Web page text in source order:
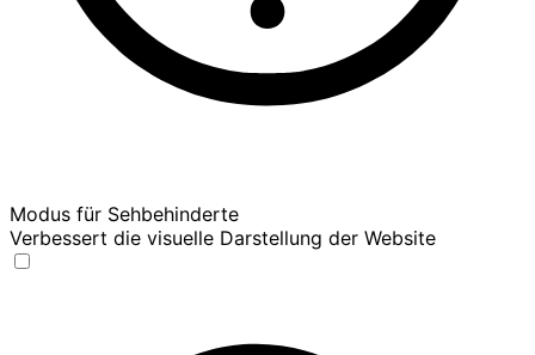
Modus für Sehbehinderte
Verbessert die visuelle Darstellung der Website